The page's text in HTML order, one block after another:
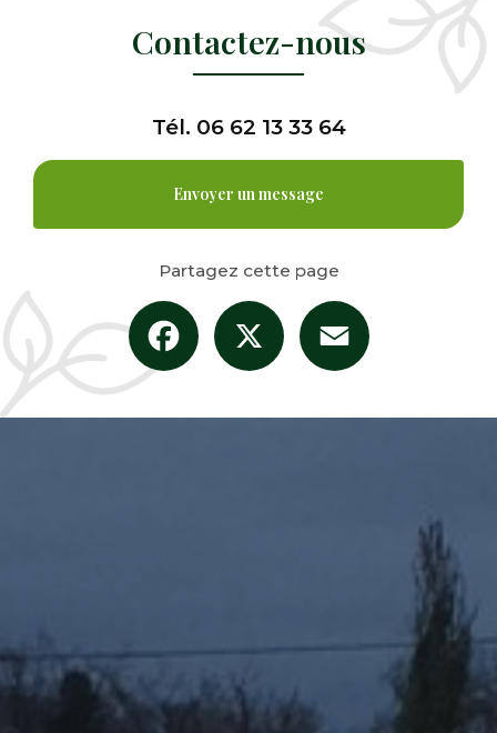
Contactez-nous
Tél. 06 62 13 33 64
Envoyer un message
Partagez cette page
Facebook